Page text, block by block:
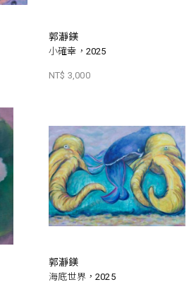
郭瀞鎂
小確幸，2025
NT$ 3,000
郭瀞鎂
海底世界，2025